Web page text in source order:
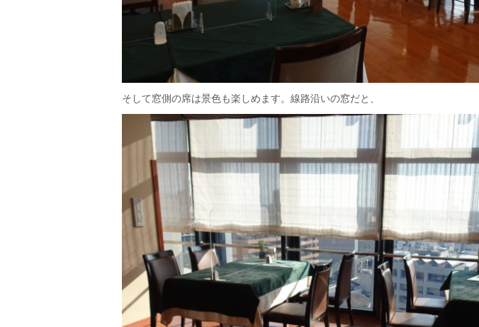
そして窓側の席は景色も楽しめます。線路沿いの窓だと、